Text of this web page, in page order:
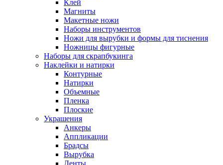
Клей
Магниты
Макетные ножи
Наборы инструментов
Ножи для вырубки и формы для тиснения
Ножницы фигурные
Наборы для скрапбукинга
Наклейки и натирки
Контурные
Натирки
Объемные
Пленка
Плоские
Украшения
Анкеры
Аппликации
Брадсы
Вырубка
Ленты